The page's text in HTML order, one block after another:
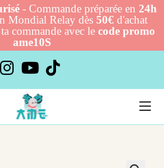
- Commande préparée en 24h
Mondial Relay dès 50€d'achat
commande avec le code promo
ame10S